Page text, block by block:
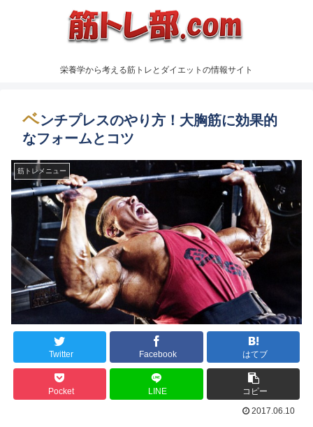
栄養学から考える筋トレとダイエットの情報サイト
ベンチプレスのやり方！大胸筋に効果的
なフォームとコツ
筋トレメニュー
Twitter Facebook はてブ
Pocket LINE
コピー
2017.06.10